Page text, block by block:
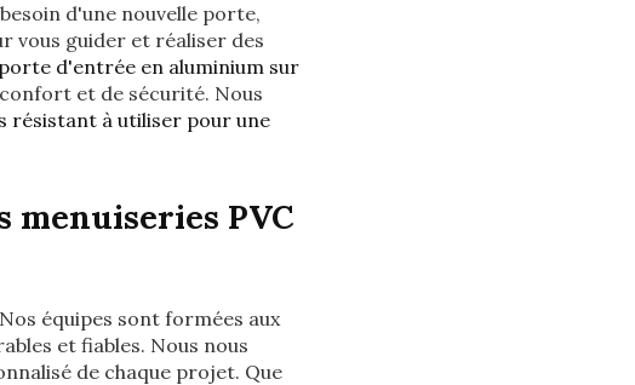
d'une nouvelle porte,
vous guider et réaliser des
d'entrée en aluminium sur
et de sécurité. Nous
résistant à utiliser pour une
menuiseries PVC
équipes sont formées aux
et fiables. Nous nous
de chaque projet. Que